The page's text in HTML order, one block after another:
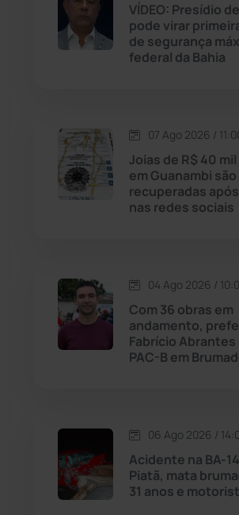
Jussiape
Justiça
Licínio de Almeida
Livramento de Nossa...
Malhada
Malhada de Pedras
Mortugaba
Mundo
VÍDEO: Presídio
pode virar
de segurança
federal da Bahia
07 Ago 2026 /
Joias de R$ 40
em Guanambi são
recuperadas
nas redes sociais
04 Ago 2026 /
Com 36 obras em
andamento,
Fabrício Abrantes
PAC-B em
06 Ago 2026 /
Acidente na BA-
Piatã, mata
31 anos e